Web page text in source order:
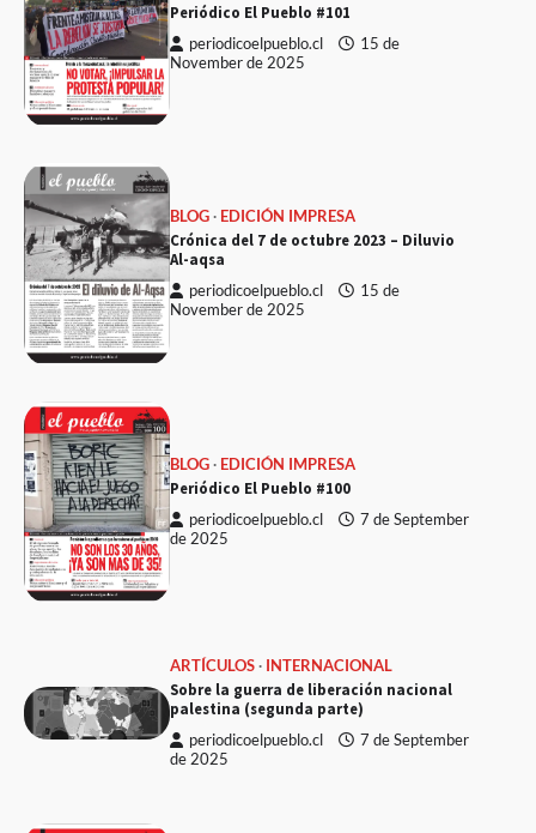
Periódico El Pueblo #101
periodicoelpueblo.cl
15 de
November de 2025
BLOG EDICIÓN IMPRESA
Crónica del 7 de octubre 2023 – Diluvio
Al-aqsa
periodicoelpueblo.cl
15 de
November de 2025
BLOG EDICIÓN IMPRESA
Periódico El Pueblo #100
periodicoelpueblo.cl
7 de September
de 2025
ARTÍCULOS INTERNACIONAL
Sobre la guerra de liberación nacional
palestina (segunda parte)
periodicoelpueblo.cl
7 de September
de 2025